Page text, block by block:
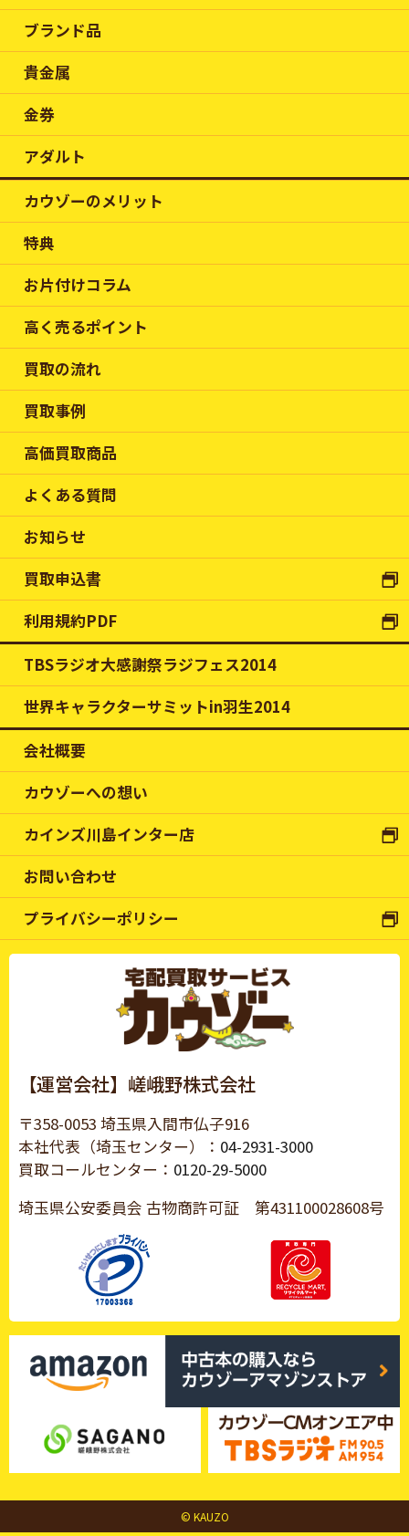
ブランド品
貴金属
金券
アダルト
カウゾーのメリット
特典
お片付けコラム
高く売るポイント
買取の流れ
買取事例
高価買取商品
よくある質問
お知らせ
買取申込書
利用規約PDF
TBSラジオ大感謝祭ラジフェス2014
世界キャラクターサミットin羽生2014
会社概要
カウゾーへの想い
カインズ川島インター店
お問い合わせ
プライバシーポリシー
【運営会社】嵯峨野株式会社
〒358-0053 埼玉県入間市仏子916
本社代表（埼玉センター）： 04-2931-3000
買取コールセンター： 0120-29-5000
埼玉県公安委員会 古物商許可証 第431100028608号
© KAUZO